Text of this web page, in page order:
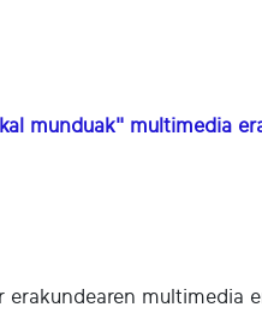
munduak" multimedia
erakundearen multimedia